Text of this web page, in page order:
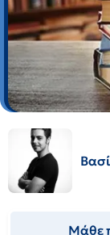
Μάθε